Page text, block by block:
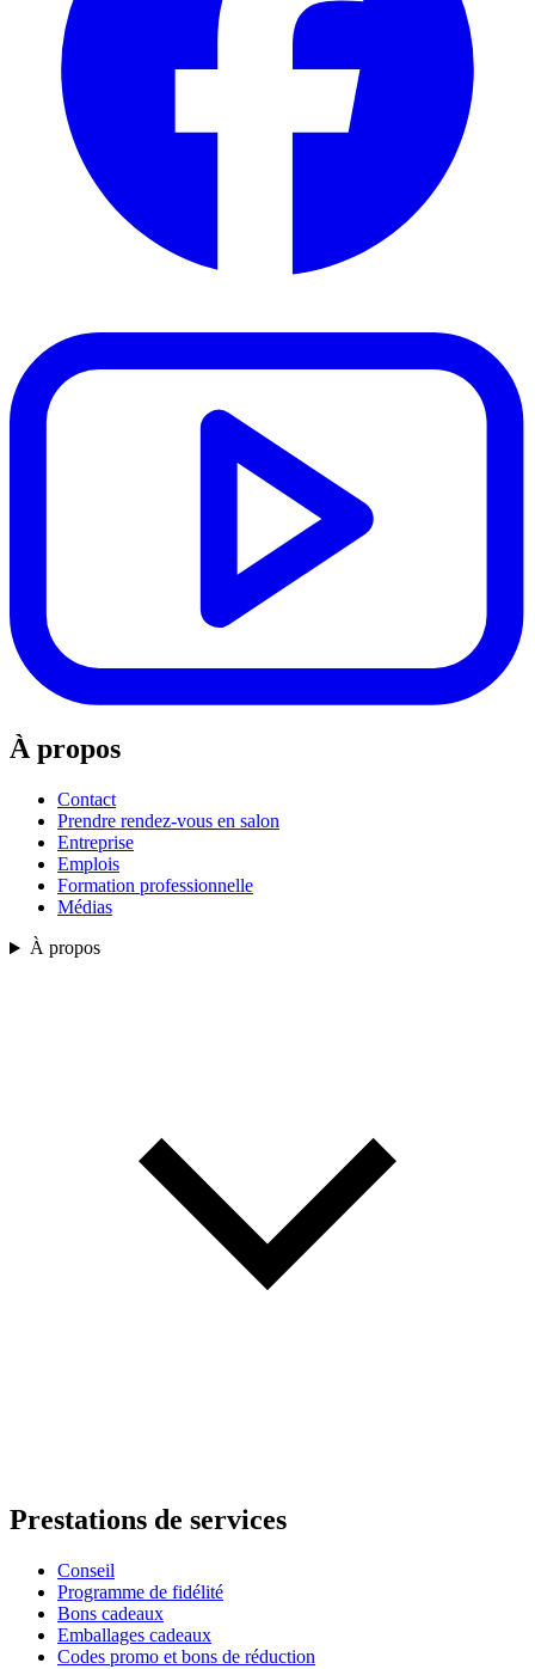
À propos
Contact
Prendre rendez-vous en salon
Entreprise
Emplois
Formation professionnelle
Médias
À propos
Prestations de services
Conseil
Programme de fidélité
Bons cadeaux
Emballages cadeaux
Codes promo et bons de réduction